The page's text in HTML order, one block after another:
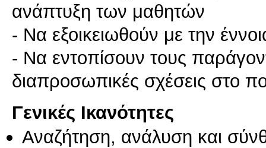
ανάπτυξη των μαθητών
- Να εξοικειωθούν με την
- Να εντοπίσουν τους
διαπροσωπικές σχέσεις στο
Γενικές Ικανότητες
Αναζήτηση, ανάλυση και